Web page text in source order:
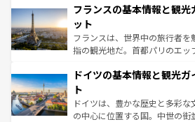
なお、新着のイタリア情報はコ
しい。
文化が根付くこの国では、情熱
れる闘牛、そして美味しいタパ
る。首都マドリードの洗練され
アートに溢れた街角から、地方
せる。地方によって風土や気候
ンテンツ一覧 を参照してほしい。
フランスの基本情報と観
ット
フランスは、世界中の旅行者
指の観光地だ。首都パリのエッ
で、幅広い魅力が詰まっている
聖堂、美しいビーチ、そして豊
から魅了する。また、フランス
れ、フランス料理はユネスコ無
ドイツの基本情報と観光
ト
ドイツは、豊かな歴史と多彩
の中心に位置する国。中世の街